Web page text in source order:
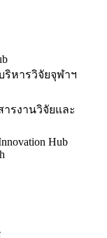
ริหารวิจัยจุฬาฯ
ารงานวิจัยและ
Hub